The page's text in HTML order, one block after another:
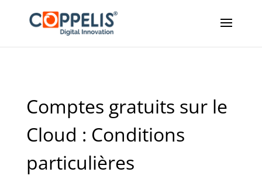
Comptes gratuits sur le
Cloud : Conditions
particulières